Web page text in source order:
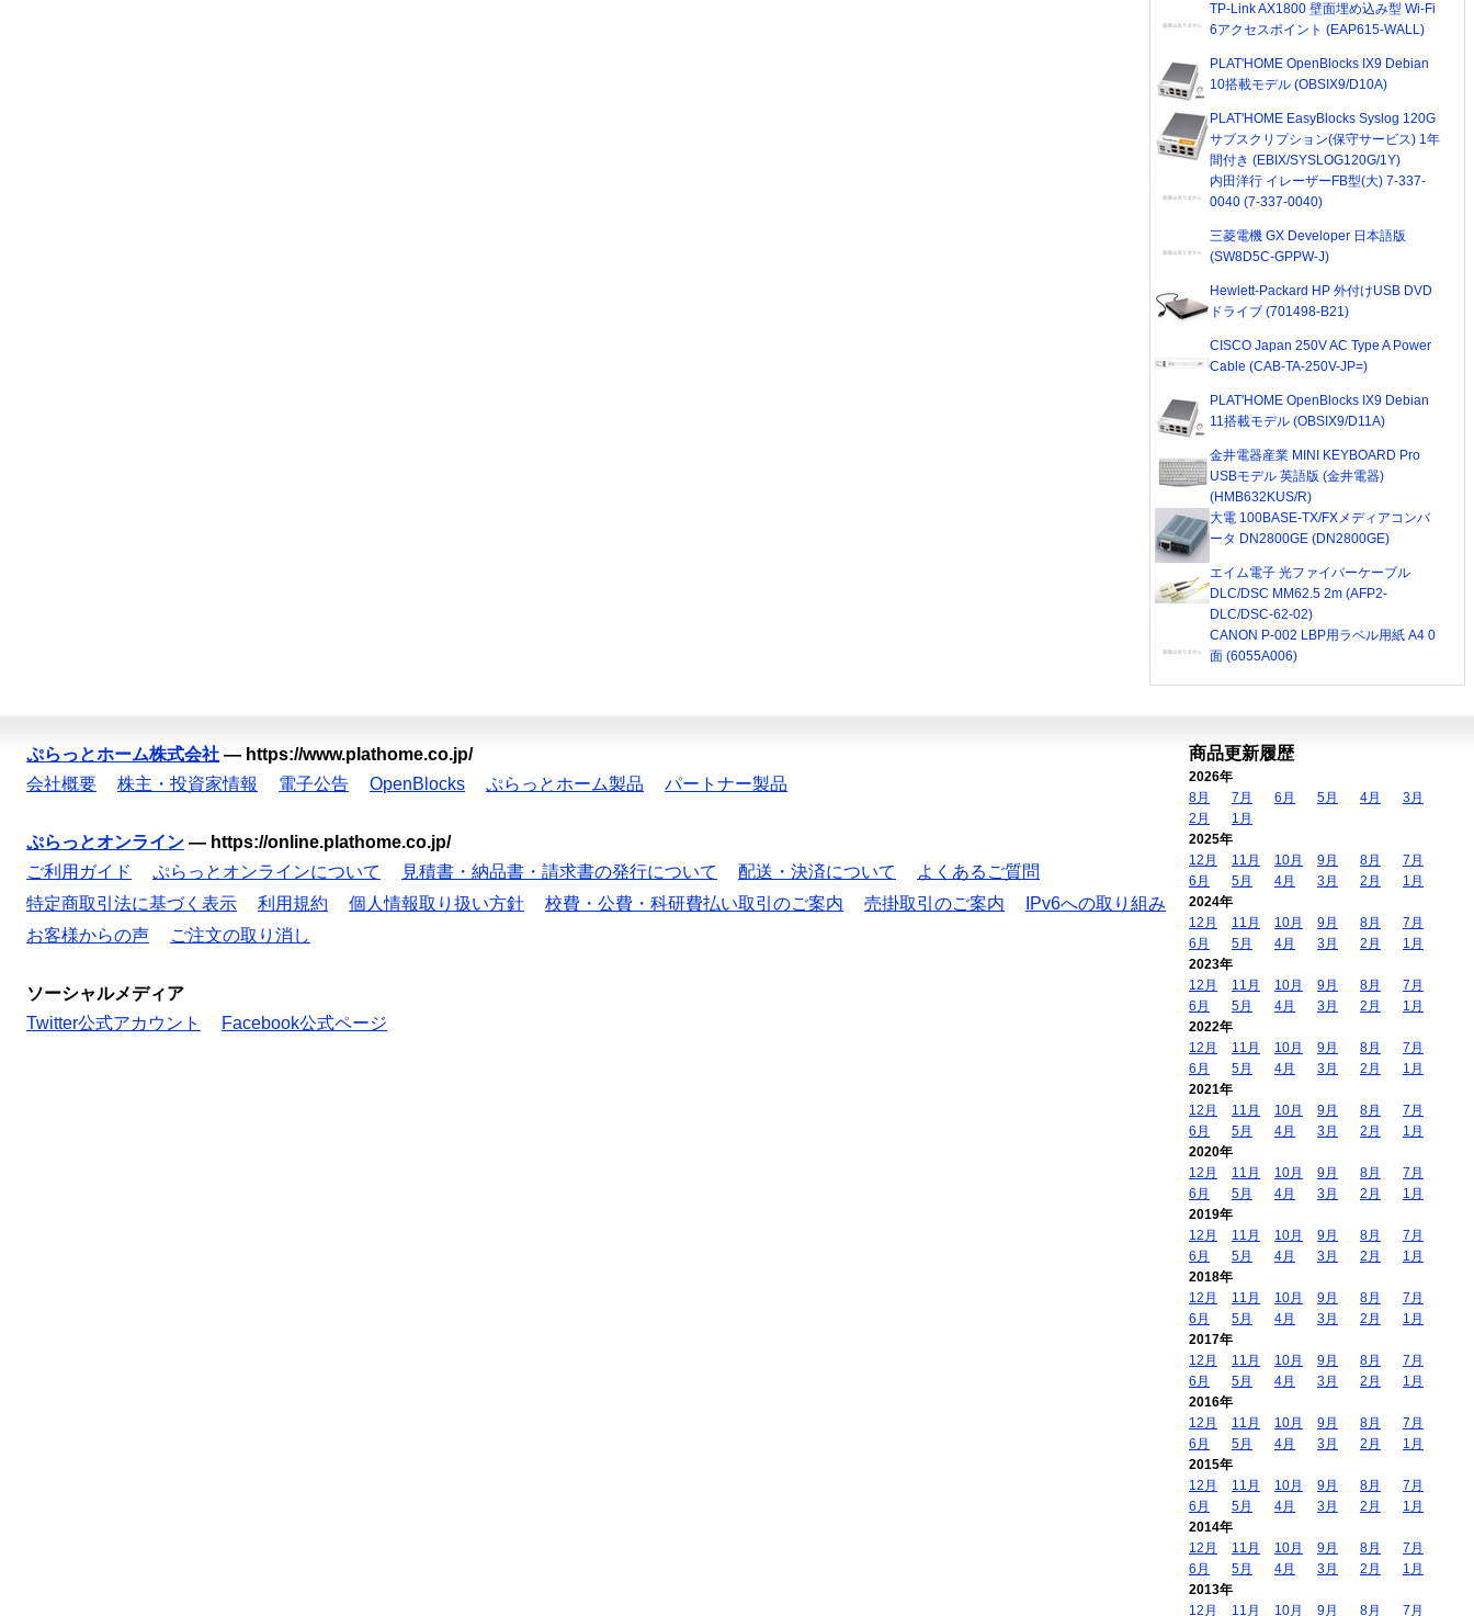
TP-Link AX1800 壁面埋め込み型 Wi-Fi
6アクセスポイント (EAP615-WALL)
PLAT'HOME OpenBlocks IX9 Debian
10搭載モデル (OBSIX9/D10A)
PLAT'HOME EasyBlocks Syslog 120G
サブスクリプション(保守サービス) 1年
間付き (EBIX/SYSLOG120G/1Y)
内田洋行 イレーザーFB型(大) 7-337-
0040 (7-337-0040)
三菱電機 GX Developer 日本語版
(SW8D5C-GPPW-J)
Hewlett-Packard HP 外付けUSB DVD
ドライブ (701498-B21)
CISCO Japan 250V AC Type A Power
Cable (CAB-TA-250V-JP=)
PLAT'HOME OpenBlocks IX9 Debian
11搭載モデル (OBSIX9/D11A)
金井電器産業 MINI KEYBOARD Pro
USBモデル 英語版 (金井電器)
(HMB632KUS/R)
大電 100BASE-TX/FXメディアコンバ
ータ DN2800GE (DN2800GE)
エイム電子 光ファイバーケーブル
DLC/DSC MM62.5 2m (AFP2-
DLC/DSC-62-02)
CANON P-002 LBP用ラベル用紙 A4 0
面 (6055A006)
ぷらっとホーム株式会社 — https://www.plathome.co.jp/
会社概要
株主・投資家情報 電子公告 OpenBlocks ぷらっとホーム製品 パートナー製品
ぷらっとオンライン — https://online.plathome.co.jp/
ご利用ガイド
ぷらっとオンラインについて 見積書・納品書・請求書の発行について 配送・決済について
よくあるご質問
特定商取引法に基づく表示
利用規約 個人情報取り扱い方針 校費・公費・科研費払い取引のご案内 売掛取引のご案内
IPv6への取り組み
お客様からの声
ご注文の取り消し
ソーシャルメディア
Twitter公式アカウント
Facebook公式ページ
商品更新履歴
2026年
8月
7月 6月 5月 4月
3月
2月
1月
2025年
12月
11月 10月 9月 8月
7月
6月
5月 4月 3月 2月
1月
2024年
12月
11月 10月 9月 8月
7月
6月
5月 4月 3月 2月
1月
2023年
12月
11月 10月 9月 8月
7月
6月
5月 4月 3月 2月
1月
2022年
12月
11月 10月 9月 8月
7月
6月
5月 4月 3月 2月
1月
2021年
12月
11月 10月 9月 8月
7月
6月
5月 4月 3月 2月
1月
2020年
12月
11月 10月 9月 8月
7月
6月
5月 4月 3月 2月
1月
2019年
12月
11月 10月 9月 8月
7月
6月
5月 4月 3月 2月
1月
2018年
12月
11月 10月 9月 8月
7月
6月
5月 4月 3月 2月
1月
2017年
12月
11月 10月 9月 8月
7月
6月
5月 4月 3月 2月
1月
2016年
12月
11月 10月 9月 8月
7月
6月
5月 4月 3月 2月
1月
2015年
12月
11月 10月 9月 8月
7月
6月
5月 4月 3月 2月
1月
2014年
12月
11月 10月 9月 8月
7月
6月
5月 4月 3月 2月
1月
2013年
12月
11月 10月 9月 8月 7月